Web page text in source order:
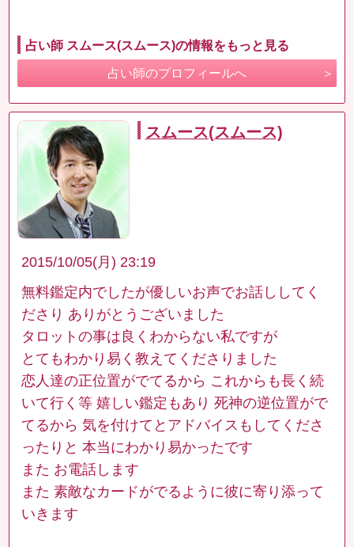
占い師 スムース(スムース)の情報をもっと見る
占い師のプロフィールへ
スムース(スムース)
2015/10/05(月) 23:19
無料鑑定内でしたが優しいお声でお話ししてく
ださり ありがとうございました
タロットの事は良くわからない私ですが
とてもわかり易く教えてくださりました
恋人達の正位置がでてるから これからも長く続
いて行く等 嬉しい鑑定もあり 死神の逆位置がで
てるから 気を付けてとアドバイスもしてくださ
ったりと 本当にわかり易かったです
また お電話します
また 素敵なカードがでるように彼に寄り添って
いきます